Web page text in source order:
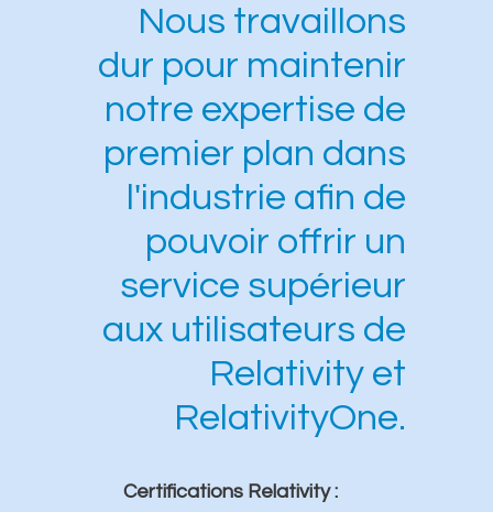
Nous travaillons
dur pour maintenir
notre expertise de
premier plan dans
l'industrie afin de
pouvoir offrir un
service supérieur
aux utilisateurs de
Relativity et
RelativityOne.
Certifications Relativity :